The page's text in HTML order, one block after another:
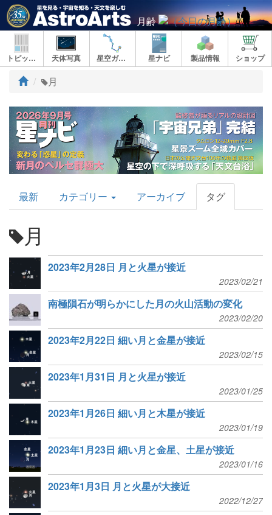
月齢
トピックス 天体写真 星空ガイド 星ナビ 製品情報 ショップ
ト
プ
月
AstroArts
Topics
最新 カテゴリー アーカイブ タグ
月
2023年2月28日 月と火星が接近
2023/02/21
南極隕石が明らかにした月の火山活動の変化
2023/02/20
2023年2月22日 細い月と金星が接近
2023/02/15
2023年1月31日 月と火星が接近
2023/01/25
2023年1月26日 細い月と木星が接近
2023/01/19
2023年1月23日 細い月と金星、土星が接近
2023/01/16
2023年1月3日 月と火星が大接近
2022/12/27